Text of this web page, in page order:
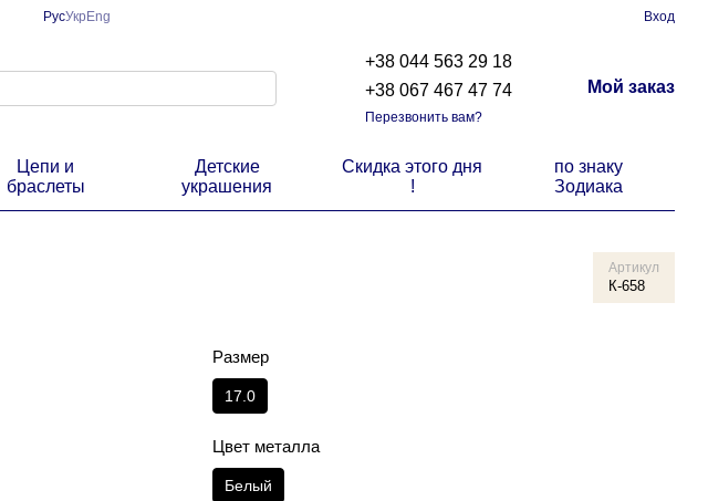
РусУкр Eng Вход
+38 044 563 29 18
+38 067 467 47 74
Перезвонить вам?
Мой заказ
Цепи и
браслеты
Детские
украшения
Скидка этого дня
!
по знаку
Зодиака
Артикул
К-658
Размер
17.0
Цвет металла
Белый